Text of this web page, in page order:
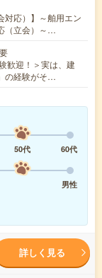
対応）】～舶用エン
（立会）～…
歓迎！＞実は、建
の経験がそ…
50代
60代
男性
詳しく見る